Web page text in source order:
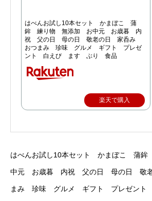
はべんお試し10本セット かまぼこ 蒲
鉾 練り物 無添加 お中元 お歳暮 内
祝 父の日 母の日 敬老の日 家呑み
おつまみ 珍味 グルメ ギフト プレゼ
ント 白えび ます ぶり 食品
楽天で購入
はべんお試し10本セット かまぼこ 蒲
中元 お歳暮 内祝 父の日 母の日 敬
まみ 珍味 グルメ ギフト プレゼン